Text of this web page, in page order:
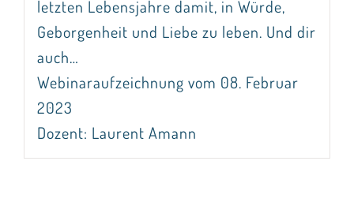
letzten Lebensjahre damit, in Würde,
Geborgenheit und Liebe zu leben. Und dir
auch…
Webinaraufzeichnung vom 08. Februar
2023
Dozent: Laurent Amann